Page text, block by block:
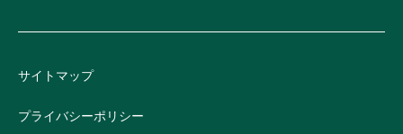
サイトマップ
プライバシーポリシー